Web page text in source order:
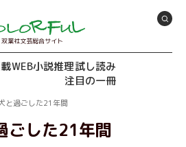
双葉社文芸総合サイト
WEB小説推理試し読み
注目の一冊
と過ごした21年間
ごした21年間